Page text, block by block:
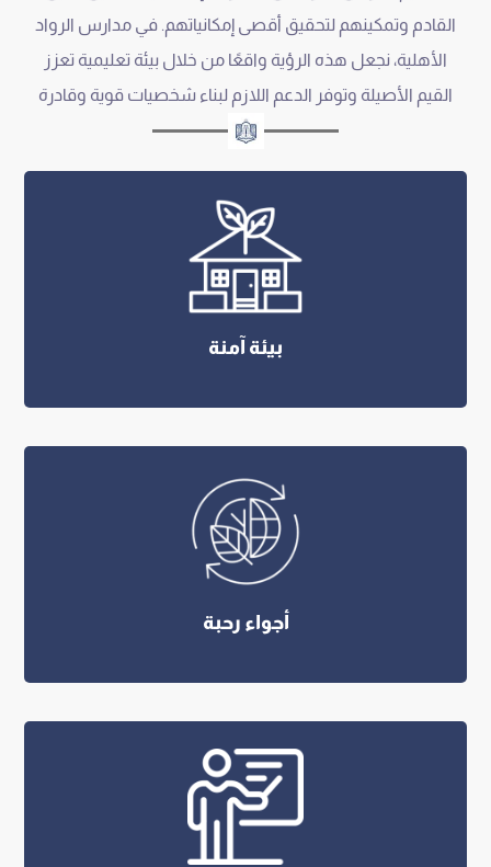
القادم وتمكينهم لتحقيق أقصى إمكانياتهم. في مدارس الرواد
الأهلية، نجعل هذه الرؤية واقعًا من خلال بيئة تعليمية تعزز
القيم الأصيلة وتوفر الدعم اللازم لبناء شخصيات قوية وقادرة
بيئة آمنة
أجواء رحبة